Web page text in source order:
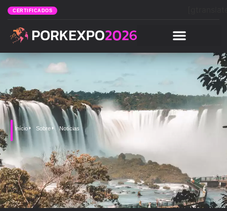
CERTIFICADOS
Início Sobre Notícias